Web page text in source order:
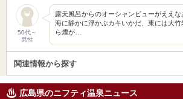
50代～
男性
露天風呂からのオーシャンビューがええ
海に静かに浮かぶカキいかだ、東には大
ら煙が…
関連情報から探す
広島県のニフティ温泉ニュース